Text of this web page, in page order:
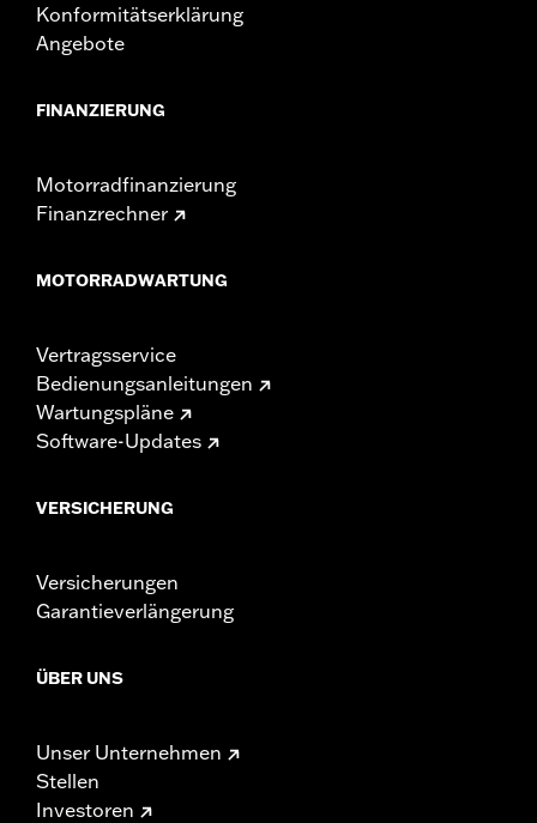
Konformitätserklärung
Angebote
FINANZIERUNG
Motorradfinanzierung
Finanzrechner
MOTORRADWARTUNG
Vertragsservice
Bedienungsanleitungen
Wartungspläne
Software-Updates
VERSICHERUNG
Versicherungen
Garantieverlängerung
ÜBER UNS
Unser Unternehmen
Stellen
Investoren